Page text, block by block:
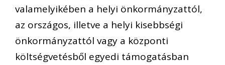
valamelyikében a helyi önkormányzattól,
az országos, illetve a helyi kisebbségi
önkormányzattól vagy a központi
költségvetésből egyedi támogatásban